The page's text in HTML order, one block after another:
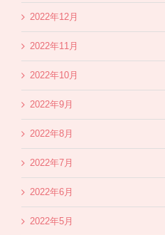
2022年12月
2022年11月
2022年10月
2022年9月
2022年8月
2022年7月
2022年6月
2022年5月